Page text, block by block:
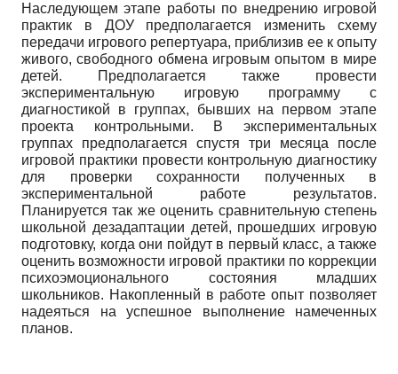
Наследующем этапе работы по внедрению игровой
практик в ДОУ предполагается изменить схему
передачи игрового репертуара, приблизив ее к опыту
живого, свободного обмена игровым опытом в мире
детей. Предполагается также провести
экспериментальную игровую программу с
диагностикой в группах, бывших на первом этапе
проекта контрольными. В экспериментальных
группах предполагается спустя три месяца после
игровой практики провести контрольную диагностику
для проверки сохранности полученных в
экспериментальной работе результатов.
Планируется так же оценить сравнительную степень
школьной дезадаптации детей, прошедших игровую
подготовку, когда они пойдут в первый класс, а также
оценить возможности игровой практики по коррекции
психоэмоционального состояния младших
школьников. Накопленный в работе опыт позволяет
надеяться на успешное выполнение намеченных
планов.